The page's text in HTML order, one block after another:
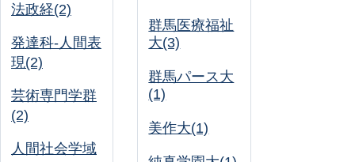
法政経(2)
発達科-人間表
現(2)
芸術専門学群
(2)
人間社会学域
群馬医療福祉
大(3)
群馬パース大
(1)
美作大(1)